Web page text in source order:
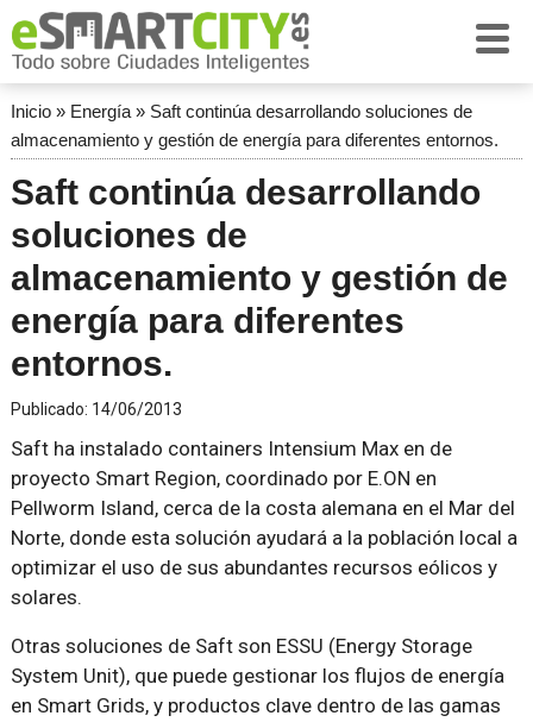
Inicio» Energía» Saft continúa desarrollando soluciones de
almacenamiento y gestión de energía para diferentes entornos.
Saft continúa desarrollando
soluciones de
almacenamiento y gestión de
energía para diferentes
entornos.
Publicado: 14/06/2013
Saft ha instalado containers Intensium Max en de
proyecto Smart Region, coordinado por E.ON en
Pellworm Island, cerca de la costa alemana en el Mar del
Norte, donde esta solución ayudará a la población local a
optimizar el uso de sus abundantes recursos eólicos y
solares.
Otras soluciones de Saft son ESSU (Energy Storage
System Unit), que puede gestionar los flujos de energía
en Smart Grids, y productos clave dentro de las gamas